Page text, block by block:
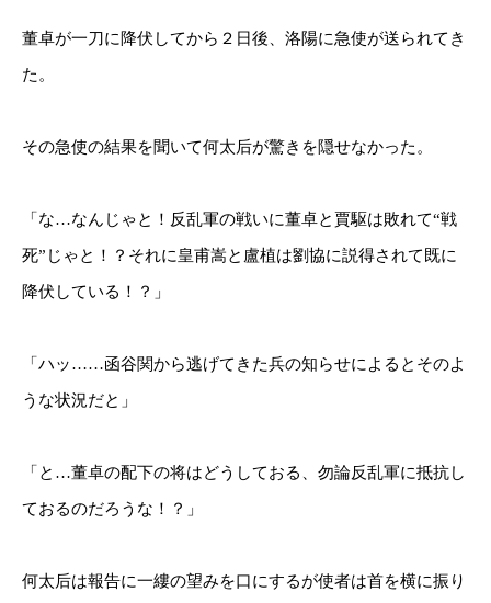
董卓が一刀に降伏してから２日後、洛陽に急使が送られてき
た。
その急使の結果を聞いて何太后が驚きを隠せなかった。
「な…なんじゃと！反乱軍の戦いに董卓と賈駆は敗れて“戦
死”じゃと！？それに皇甫嵩と盧植は劉協に説得されて既に
降伏している！？」
「ハッ……函谷関から逃げてきた兵の知らせによるとそのよ
うな状況だと」
「と…董卓の配下の将はどうしておる、勿論反乱軍に抵抗し
ておるのだろうな！？」
何太后は報告に一縷の望みを口にするが使者は首を横に振り